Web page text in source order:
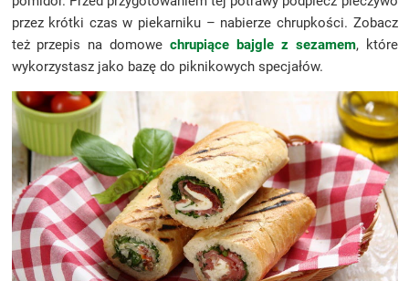
przez krótki czas w piekarniku – nabierze chrupkości. Zobacz
też przepis na domowe chrupiące bajgle z sezamem, które
wykorzystasz jako bazę do piknikowych specjałów.